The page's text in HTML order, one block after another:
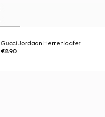
Gucci Jordaan Herrenloafer
€890